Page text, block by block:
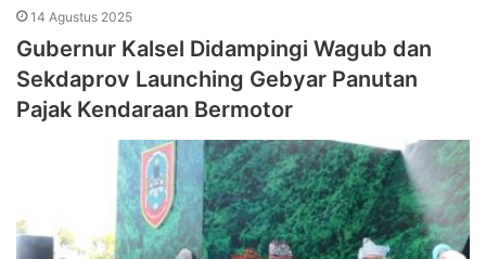
14 Agustus 2025
Gubernur Kalsel Didampingi Wagub dan
Sekdaprov Launching Gebyar Panutan
Pajak Kendaraan Bermotor